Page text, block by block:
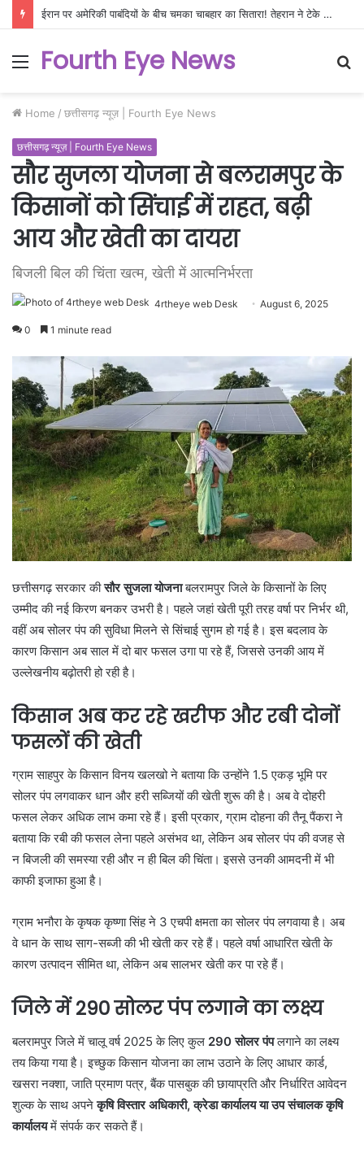
ईरान पर अमेरिकी पाबंदियों के बीच चमका चाबहार का सितारा! तेहरान ने टेके भारत के आगे घुटने, नई दिल्ली के लिए खुला मध्य एशिया का
Menu
Fourth Eye News
Home / छत्तीसगढ़ न्यूज़ | Fourth Eye News
छत्तीसगढ़ न्यूज़ | Fourth Eye News
सौर सुजला योजना से बलरामपुर के
किसानों को सिंचाई में राहत, बढ़ी
आय और खेती का दायरा
बिजली बिल की चिंता खत्म, खेती में आत्मनिर्भरता
4rtheye web Desk August 6, 2025
0 1 minute read
छत्तीसगढ़ सरकार कीसौर सुजला योजनाबलरामपुर जिले के किसानों के लिए
उम्मीद की नई किरण बनकर उभरी है। पहले जहां खेती पूरी तरह वर्षा पर निर्भर थी,
वहीं अब सोलर पंप की सुविधा मिलने से सिंचाई सुगम हो गई है। इस बदलाव के
कारण किसान अब साल में दो बार फसल उगा पा रहे हैं, जिससे उनकी आय में
उल्लेखनीय बढ़ोतरी हो रही है।
किसान अब कर रहे खरीफ और रबी दोनों
फसलों की खेती
ग्राम साहपुर के किसान विनय खलखो ने बताया कि उन्होंने 1.5 एकड़ भूमि पर
सोलर पंप लगवाकर धान और हरी सब्जियों की खेती शुरू की है। अब वे दोहरी
फसल लेकर अधिक लाभ कमा रहे हैं। इसी प्रकार, ग्राम दोहना की तैनू पैंकरा ने
बताया कि रबी की फसल लेना पहले असंभव था, लेकिन अब सोलर पंप की वजह से
न बिजली की समस्या रही और न ही बिल की चिंता। इससे उनकी आमदनी में भी
काफी इजाफा हुआ है।
ग्राम भनौरा के कृषक कृष्णा सिंह ने 3 एचपी क्षमता का सोलर पंप लगवाया है। अब
वे धान के साथ साग-सब्जी की भी खेती कर रहे हैं। पहले वर्षा आधारित खेती के
कारण उत्पादन सीमित था, लेकिन अब सालभर खेती कर पा रहे हैं।
जिले में 290 सोलर पंप लगाने का लक्ष्य
बलरामपुर जिले में चालू वर्ष 2025 के लिए कुल 290 सोलर पंपलगाने का लक्ष्य
तय किया गया है। इच्छुक किसान योजना का लाभ उठाने के लिए आधार कार्ड,
खसरा नक्शा, जाति प्रमाण पत्र, बैंक पासबुक की छायाप्रति और निर्धारित आवेदन
शुल्क के साथ अपनेकृषि विस्तार अधिकारी, क्रेडा कार्यालय या उप संचालक कृषि
कार्यालयमें संपर्क कर सकते हैं।